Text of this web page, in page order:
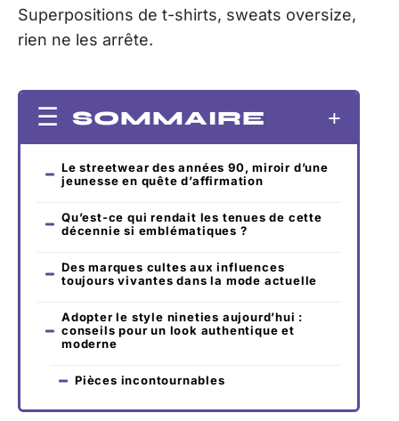
Superpositions de t-shirts, sweats oversize,
rien ne les arrête.
SOMMAIRE
Le streetwear des années 90, miroir d’une
jeunesse en quête d’affirmation
Qu’est-ce qui rendait les tenues de cette
décennie si emblématiques ?
Des marques cultes aux influences
toujours vivantes dans la mode actuelle
Adopter le style nineties aujourd’hui :
conseils pour un look authentique et
moderne
Pièces incontournables